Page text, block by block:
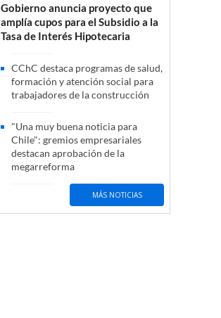
Gobierno anuncia proyecto que
amplía cupos para el Subsidio a la
Tasa de Interés Hipotecaria
CChC destaca programas de salud,
formación y atención social para
trabajadores de la construcción
"Una muy buena noticia para
Chile": gremios empresariales
destacan aprobación de la
megarreforma
MÁS NOTICIAS